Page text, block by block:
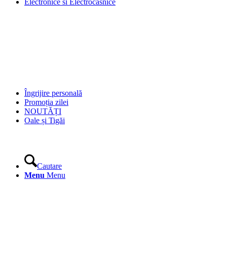
Îngrijire personală
Promoția zilei
NOUTĂȚI
Oale și Tigăi
Cautare
Menu Menu